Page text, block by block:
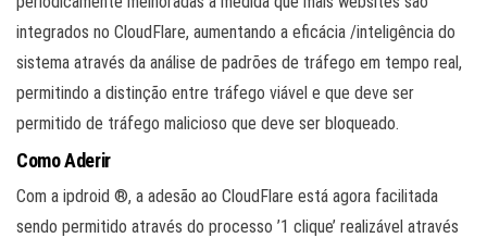
integrados no CloudFlare, aumentando a eficácia /inteligência do
sistema através da análise de padrões de tráfego em tempo real,
permitindo a distinção entre tráfego viável e que deve ser
permitido de tráfego malicioso que deve ser bloqueado.
Como Aderir
Com a ipdroid ®, a adesão ao CloudFlare está agora facilitada
sendo permitido através do processo ’1 clique’ realizável através